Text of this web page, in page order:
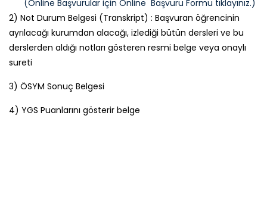
(Online Başvurular için Online Başvuru Formu tıklayınız.)
2) Not Durum Belgesi (Transkript) : Başvuran öğrencinin
ayrılacağı kurumdan alacağı, izlediği bütün dersleri ve bu
derslerden aldığı notları gösteren resmi belge veya onaylı
sureti
3) ÖSYM Sonuç Belgesi
4) YGS Puanlarını gösterir belge